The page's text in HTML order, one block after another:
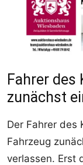
Fahrer
zunächst
Der Fahrer des
Fahrzeug
verlassen. Erst